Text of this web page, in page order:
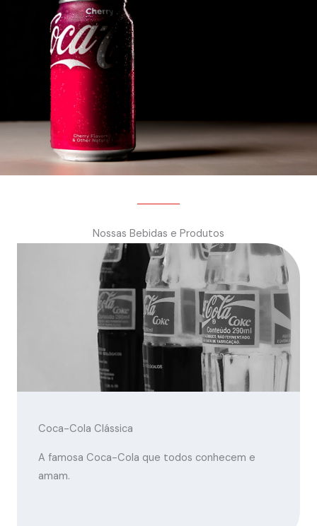
Nossas Bebidas e Produtos
Coca-Cola Clássica
A famosa Coca-Cola que todos conhecem e
amam.